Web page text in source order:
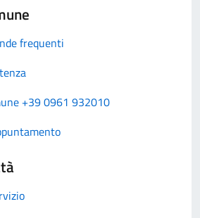
frequenti
+39 0961 932010